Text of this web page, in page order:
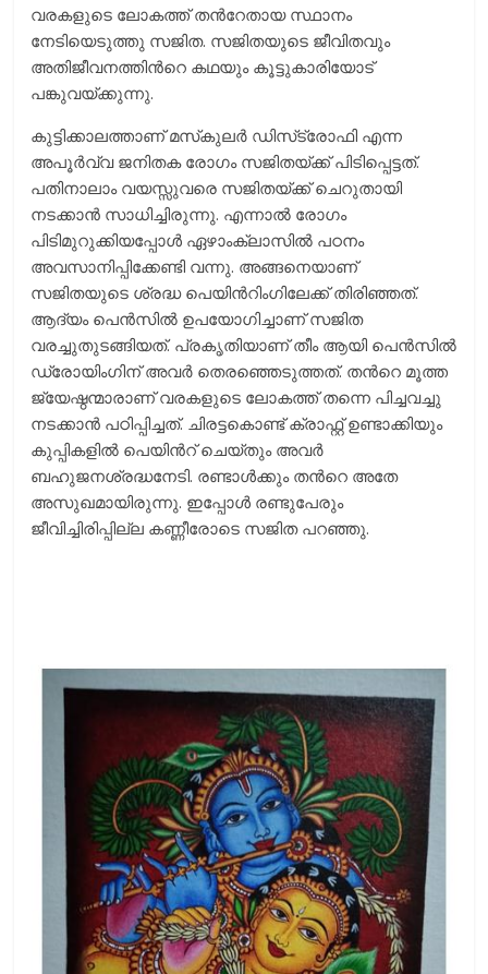
വരകളുടെ ലോകത്ത് തന്‍റേതായ സ്ഥാനം
നേടിയെടുത്തു സജിത. സജിതയുടെ ജീവിതവും
അതിജീവനത്തിന്‍റെ കഥയും കൂട്ടുകാരിയോട്
പങ്കുവയ്ക്കുന്നു.
കുട്ടിക്കാലത്താണ് മസ്‌കുലര്‍ ഡിസ്‌ട്രോഫി എന്ന
അപൂര്‍വ്വ ജനിതക രോഗം സജിതയ്ക്ക് പിടിപ്പെട്ടത്.
പതിനാലാം വയസ്സുവരെ സജിതയ്ക്ക് ചെറുതായി
നടക്കാന്‍ സാധിച്ചിരുന്നു. എന്നാല്‍ രോഗം
പിടിമുറുക്കിയപ്പോള്‍ ഏഴാംക്ലാസില്‍ പഠനം
അവസാനിപ്പിക്കേണ്ടി വന്നു. അങ്ങനെയാണ്
സജിതയുടെ ശ്രദ്ധ പെയിന്‍റിംഗിലേക്ക് തിരിഞ്ഞത്.
ആദ്യം പെന്‍സില്‍ ഉപയോഗിച്ചാണ് സജിത
വരച്ചുതുടങ്ങിയത്. പ്രകൃതിയാണ് തീം ആയി പെന്‍സില്‍
ഡ്രോയിംഗിന് അവര്‍ തെരഞ്ഞെടുത്തത്. തന്‍റെ മൂത്ത
ജ്യേഷ്ഠന്മാരാണ് വരകളുടെ ലോകത്ത് തന്നെ പിച്ചവച്ചു
നടക്കാന്‍ പഠിപ്പിച്ചത്. ചിരട്ടകൊണ്ട് ക്രാഫ്റ്റ് ഉണ്ടാക്കിയും
കുപ്പികളില്‍ പെയിന്‍റ് ചെയ്തും അവര്‍
ബഹുജനശ്രദ്ധനേടി. രണ്ടാള്‍ക്കും തന്‍റെ അതേ
അസുഖമായിരുന്നു. ഇപ്പോള്‍ രണ്ടുപേരും
ജീവിച്ചിരിപ്പില്ല കണ്ണീരോടെ സജിത പറഞ്ഞു.